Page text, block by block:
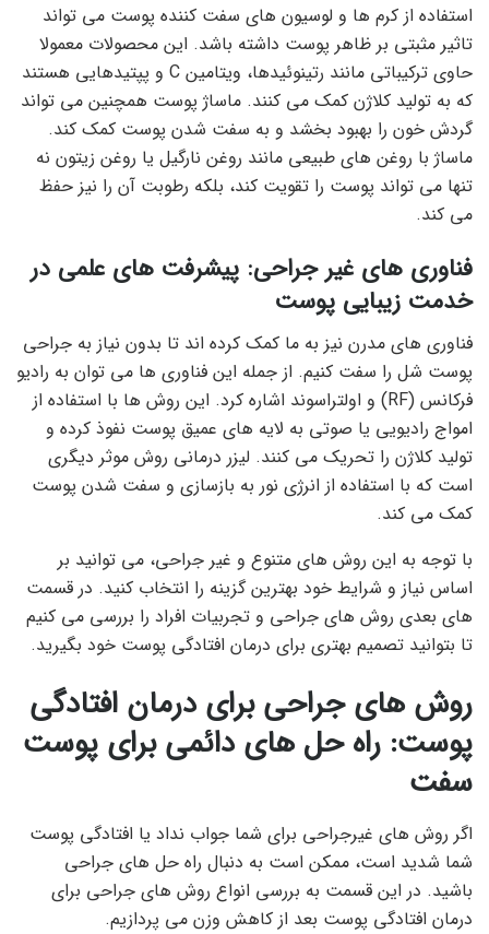
استفاده از کرم ها و لوسیون های سفت کننده پوست می تواند
تاثیر مثبتی بر ظاهر پوست داشته باشد. این محصولات معمولا
حاوی ترکیباتی مانند رتینوئیدها، ویتامین C و پپتیدهایی هستند
که به تولید کلاژن کمک می کنند. ماساژ پوست همچنین می تواند
گردش خون را بهبود بخشد و به سفت شدن پوست کمک کند.
ماساژ با روغن های طبیعی مانند روغن نارگیل یا روغن زیتون نه
تنها می تواند پوست را تقویت کند، بلکه رطوبت آن را نیز حفظ
می کند.
فناوری های غیر جراحی: پیشرفت های علمی در
خدمت زیبایی پوست
فناوری های مدرن نیز به ما کمک کرده اند تا بدون نیاز به جراحی
پوست شل را سفت کنیم. از جمله این فناوری ها می توان به رادیو
فرکانس (RF) و اولتراسوند اشاره کرد. این روش ها با استفاده از
امواج رادیویی یا صوتی به لایه های عمیق پوست نفوذ کرده و
تولید کلاژن را تحریک می کنند. لیزر درمانی روش موثر دیگری
است که با استفاده از انرژی نور به بازسازی و سفت شدن پوست
کمک می کند.
با توجه به این روش های متنوع و غیر جراحی، می توانید بر
اساس نیاز و شرایط خود بهترین گزینه را انتخاب کنید. در قسمت
های بعدی روش های جراحی و تجربیات افراد را بررسی می کنیم
تا بتوانید تصمیم بهتری برای درمان افتادگی پوست خود بگیرید.
روش های جراحی برای درمان افتادگی
پوست: راه حل های دائمی برای پوست
سفت
اگر روش های غیرجراحی برای شما جواب نداد یا افتادگی پوست
شما شدید است، ممکن است به دنبال راه حل های جراحی
باشید. در این قسمت به بررسی انواع روش های جراحی برای
درمان افتادگی پوست بعد از کاهش وزن می پردازیم.